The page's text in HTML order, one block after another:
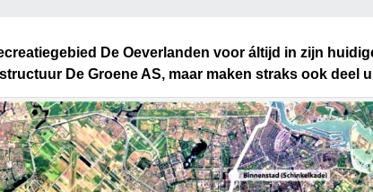
De Oeverlanden voor áltijd in zijn
De Groene AS, maar maken straks ook deel